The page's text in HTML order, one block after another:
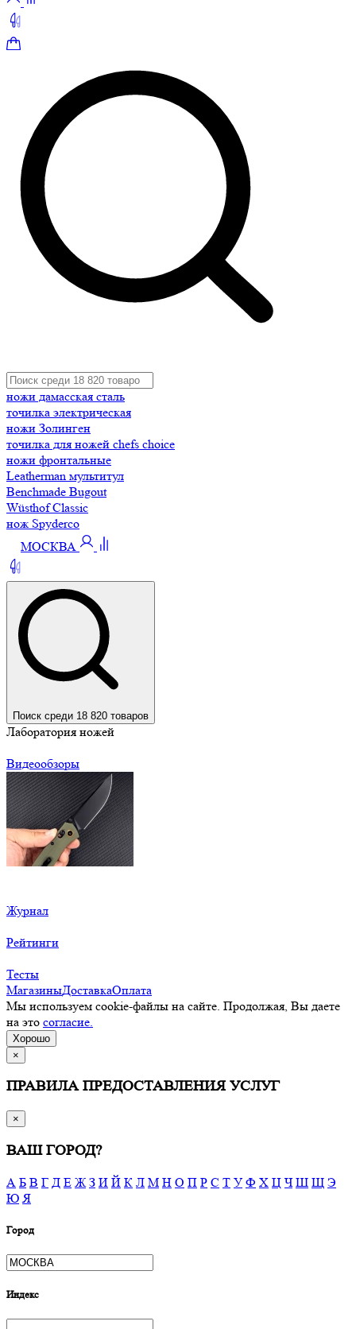
ножи дамасская сталь
точилка электрическая
ножи Золинген
точилка для ножей chefs choice
ножи фронтальные
Leatherman мультитул
Benchmade Bugout
Wüsthof Classic
нож Spyderco
МОСКВА
Поиск среди 18 820 товаров
Лаборатория ножей
Видеообзоры
Журнал
Рейтинги
Тесты
МагазиныДоставкаОплата
Мы используем cookie-файлы на сайте. Продолжая, Вы даете
на это согласие.
Хорошо
×
ПРАВИЛА ПРЕДОСТАВЛЕНИЯ УСЛУГ
×
ВАШ ГОРОД?
А Б В Г Д Е Ж З И Й К Л М Н О П Р С Т У Ф Х Ц Ч Ш Щ Э
Ю Я
Город
Индекс